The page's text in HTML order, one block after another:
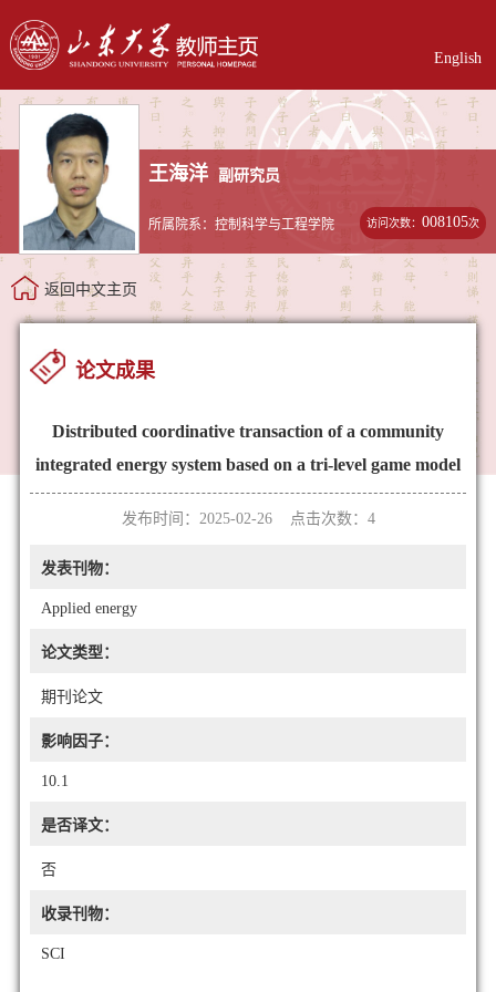
English
王海洋 副研究员
所属院系：控制科学与工程学院 访问次数：008105次
返回中文主页
论文成果
Distributed coordinative transaction of a community
integrated energy system based on a tri-level game model
发布时间：2025-02-26 点击次数： 4
发表刊物：
Applied energy
论文类型：
期刊论文
影响因子：
10.1
是否译文：
否
收录刊物：
SCI